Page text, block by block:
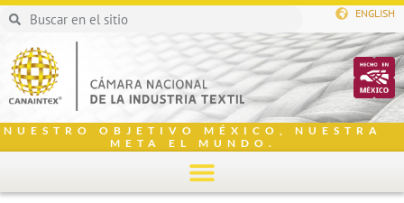
ENGLISH
NUESTRO OBJETIVO MÉXICO, NUESTRA
META EL MUNDO.